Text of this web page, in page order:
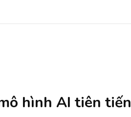
hình AI tiên tiến